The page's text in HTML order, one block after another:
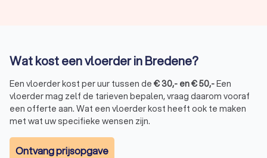
Wat kost een vloerder in Bredene?
Een vloerder kost per uur tussen de €30,- en€50,-Een
vloerder mag zelf de tarieven bepalen, vraag daarom vooraf
een offerte aan. Wat een vloerder kost heeft ook te maken
met wat uw specifieke wensen zijn.
Ontvang prijsopgave